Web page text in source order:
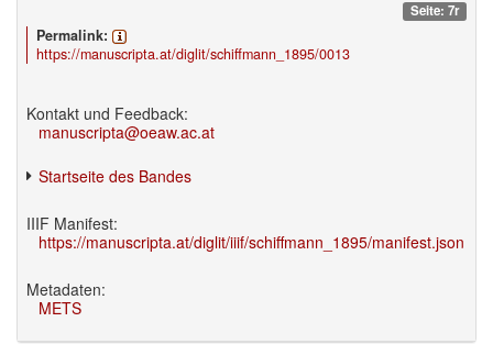
Seite: 7r
Permalink:
https://manuscripta.at/diglit/schiffmann_1895/0013
Kontakt und Feedback:
manuscripta@oeaw.ac.at
Startseite des Bandes
IIIF Manifest:
https://manuscripta.at/diglit/iiif/schiffmann_1895/manifest.json
Metadaten:
METS